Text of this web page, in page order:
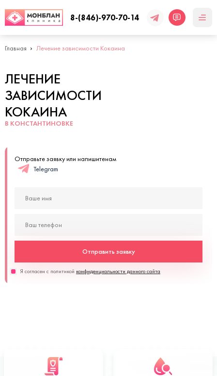
8-(846)-970-70-14
Главная Лечение зависимости Кокаина
ЛЕЧЕНИЕ
ЗАВИСИМОСТИ
КОКАИНА
В КОНСТАНТИНОВКЕ
Отправьте заявку или напишитенам
Telegram
Отправить заявку
Я согласен с политикой конфиденциальности данного сайта